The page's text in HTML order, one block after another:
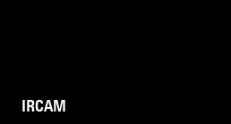
IRCAM